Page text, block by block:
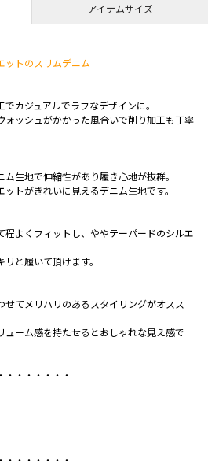
アイテムサイズ
ットのスリムデニム
カジュアルでラフなデザインに。
ォッシュがかかった風合いで削り加工も丁寧
生地で伸縮性があり履き心地が抜群。
トがきれいに見えるデニム生地です。
程よくフィットし、ややテーパードのシルエ
と履いて頂けます。
せてメリハリのあるスタイリングがオスス
ューム感を持たせるとおしゃれな見え感で
・・・・・・・
・・・・・・・